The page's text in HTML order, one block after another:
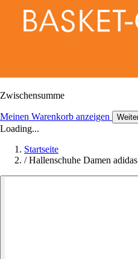
Zwischensumme
Meinen Warenkorb anzeigen
Loading...
Startseite
/ Hallenschuhe Damen